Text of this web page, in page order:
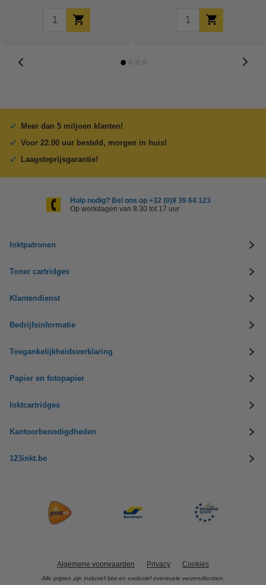
Meer dan 5 miljoen klanten!
Voor 22.00 uur besteld, morgen in huis!
Laagsteprijsgarantie!
Hulp nodig? Bel ons op +32 (0)9 39 64 123
Op werkdagen van 8.30 tot 17 uur
Inktpatronen
Toner cartridges
Klantendienst
Bedrijfsinformatie
Toegankelijkheidsverklaring
Papier en fotopapier
Inktcartridges
Kantoorbenodigdheden
123inkt.be
Algemene voorwaarden Privacy Cookies
Alle prijzen zijn inclusief btw en exclusief eventuele verzendkosten.